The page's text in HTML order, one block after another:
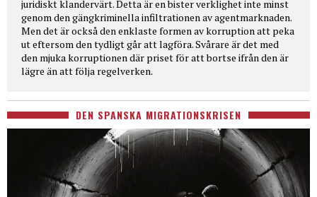
juridiskt klandervärt. Detta är en bister verklighet inte minst
genom den gängkriminella infiltrationen av agentmarknaden.
Men det är också den enklaste formen av korruption att peka
ut eftersom den tydligt går att lagföra. Svårare är det med
den mjuka korruptionen där priset för att bortse ifrån den är
lägre än att följa regelverken.
DEN SPANSKA MIGRATIONSKRISEN